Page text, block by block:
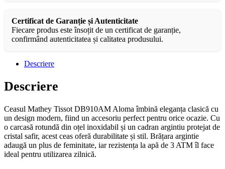
Certificat de Garanție și Autenticitate
Fiecare produs este însoțit de un certificat de garanție,
confirmând autenticitatea și calitatea produsului.
Descriere
Descriere
Ceasul Mathey Tissot DB910AM Aloma îmbină eleganța clasică cu
un design modern, fiind un accesoriu perfect pentru orice ocazie. Cu
o carcasă rotundă din oțel inoxidabil și un cadran argintiu protejat de
cristal safir, acest ceas oferă durabilitate și stil. Brățara argintie
adaugă un plus de feminitate, iar rezistența la apă de 3 ATM îl face
ideal pentru utilizarea zilnică.